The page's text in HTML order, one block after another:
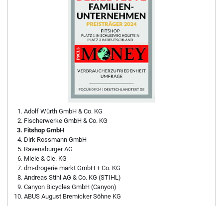
Adolf Würth GmbH & Co. KG
Fischerwerke GmbH & Co. KG
Fitshop GmbH
Dirk Rossmann GmbH
Ravensburger AG
Miele & Cie. KG
dm-drogerie markt GmbH + Co. KG
Andreas Stihl AG & Co. KG (STIHL)
Canyon Bicycles GmbH (Canyon)
ABUS August Bremicker Söhne KG